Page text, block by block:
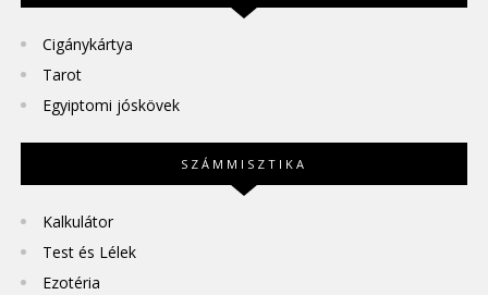
Cigánykártya
Tarot
Egyiptomi jóskövek
SZÁMMISZTIKA
Kalkulátor
Test és Lélek
Ezotéria